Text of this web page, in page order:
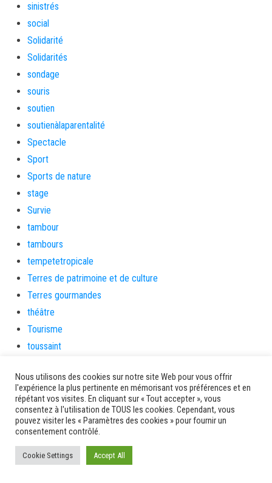
sinistrés
social
Solidarité
Solidarités
sondage
souris
soutien
soutienàlaparentalité
Spectacle
Sport
Sports de nature
stage
Survie
tambour
tambours
tempetetropicale
Terres de patrimoine et de culture
Terres gourmandes
théâtre
Tourisme
toussaint
Transition Energétique
Transport et routes
Travail
Travaux
Travaux THD
travaux utiles
Nous utilisons des cookies sur notre site Web pour vous offrir
l'expérience la plus pertinente en mémorisant vos préférences et en
répétant vos visites. En cliquant sur « Tout accepter », vous
consentez à l'utilisation de TOUS les cookies. Cependant, vous
pouvez visiter les « Paramètres des cookies » pour fournir un
consentement contrôlé.
Cookie Settings Accept All